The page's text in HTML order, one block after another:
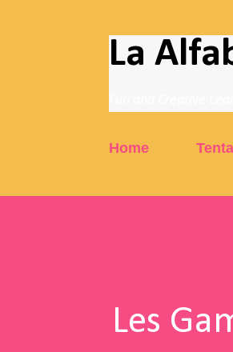
La
Home
Les